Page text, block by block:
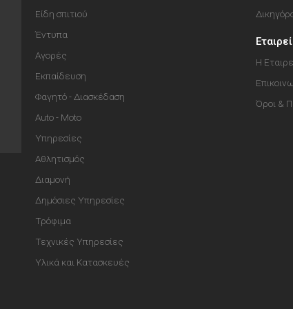
Είδη σπιτιού
Έντυπα
Αγορές
Εκπαίδευση
Φαγητό - Διασκέδαση
Auto - Moto
Υπηρεσίες
Αθλητισμός
Διαμονή
Δημόσιες Υπηρεσίες
Τρόφιμα
Τεχνικές Υπηρεσίες
Υλικά και Κατασκευές
Η
Όροι &